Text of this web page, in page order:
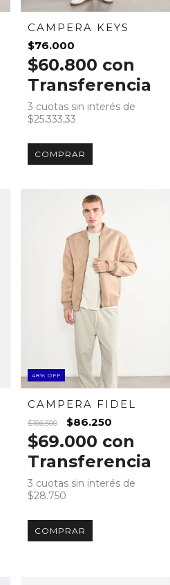
CAMPERA KEYS
$76.000
$60.800 con
Transferencia
3 cuotas sin interés de
$25.333,33
COMPRAR
48% OFF
CAMPERA FIDEL
$166.500 $86.250
$69.000 con
Transferencia
3 cuotas sin interés de
$28.750
COMPRAR